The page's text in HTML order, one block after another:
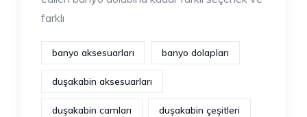
farklı
banyo aksesuarları banyo dolapları
duşakabin aksesuarları
duşakabin camları duşakabin çeşitleri